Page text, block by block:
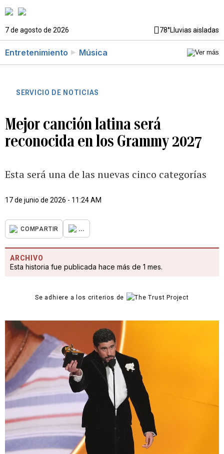
7 de agosto de 2026 78°Lluvias aisladas
Entretenimiento Música
SERVICIO DE NOTICIAS
Mejor canción latina será
reconocida en los Grammy 2027
Esta será una de las nuevas cinco categorías
17 de junio de 2026 - 11:24 AM
COMPARTIR ...
ARCHIVO
Esta historia fue publicada hace más de 1 mes.
Se adhiere a los criterios de